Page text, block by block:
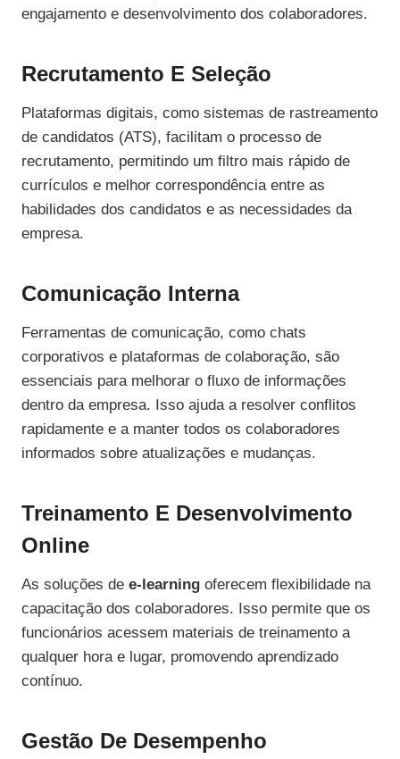
engajamento e desenvolvimento dos colaboradores.
Recrutamento E Seleção
Plataformas digitais, como sistemas de rastreamento
de candidatos (ATS), facilitam o processo de
recrutamento, permitindo um filtro mais rápido de
currículos e melhor correspondência entre as
habilidades dos candidatos e as necessidades da
empresa.
Comunicação Interna
Ferramentas de comunicação, como chats
corporativos e plataformas de colaboração, são
essenciais para melhorar o fluxo de informações
dentro da empresa. Isso ajuda a resolver conflitos
rapidamente e a manter todos os colaboradores
informados sobre atualizações e mudanças.
Treinamento E Desenvolvimento
Online
As soluções de e-learning oferecem flexibilidade na
capacitação dos colaboradores. Isso permite que os
funcionários acessem materiais de treinamento a
qualquer hora e lugar, promovendo aprendizado
contínuo.
Gestão De Desempenho